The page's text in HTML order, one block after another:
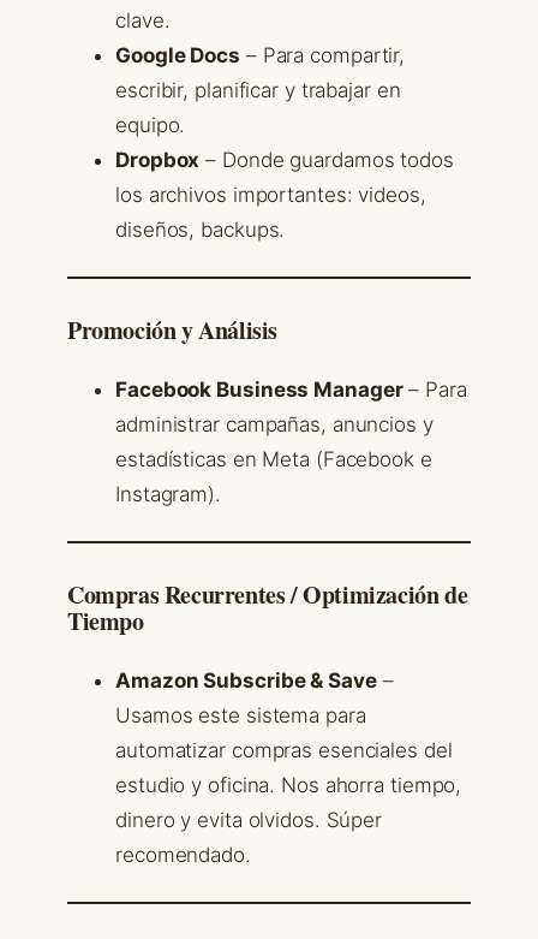
clave.
Google Docs – Para compartir,
escribir, planificar y trabajar en
equipo.
Dropbox – Donde guardamos todos
los archivos importantes: videos,
diseños, backups.
Promoción y Análisis
Facebook Business Manager– Para
administrar campañas, anuncios y
estadísticas en Meta (Facebook e
Instagram).
Compras Recurrentes / Optimización de
Tiempo
Amazon Subscribe & Save–
Usamos este sistema para
automatizar compras esenciales del
estudio y oficina. Nos ahorra tiempo,
dinero y evita olvidos. Súper
recomendado.